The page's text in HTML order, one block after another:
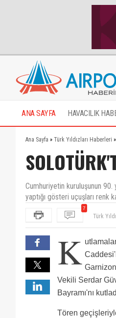
ANA SAYFA HAVACILIK
Ana Sayfa » Türk Yıldızları Haberleri »
Cumhuriyetin kuruluşunun 90.
yaptığı gösteri uçuşları renk
7
(Gurur
video
solo turk
K
Vekili Serdar
Bayramı'nı
Tören